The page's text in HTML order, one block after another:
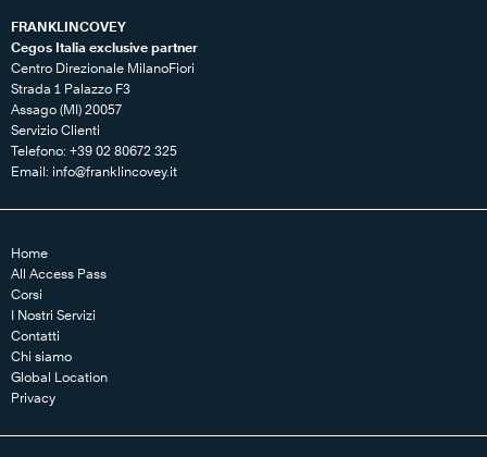
FRANKLINCOVEY
Cegos Italia exclusive partner
Centro Direzionale MilanoFiori
Strada 1 Palazzo F3
Assago (MI) 20057
Servizio Clienti
Telefono: +39 02 80672 325
Email: info@franklincovey.it
Home
All Access Pass
Corsi
I Nostri Servizi
Contatti
Chi siamo
Global Location
Privacy